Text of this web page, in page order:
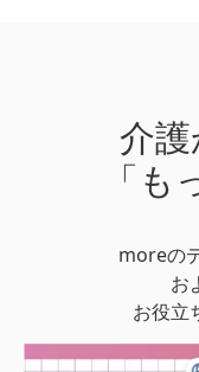
介
「も
moreの
お
お役立